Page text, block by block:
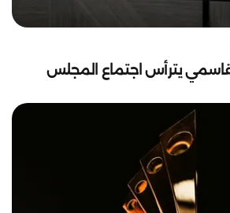
يترأس اجتماع المجلس